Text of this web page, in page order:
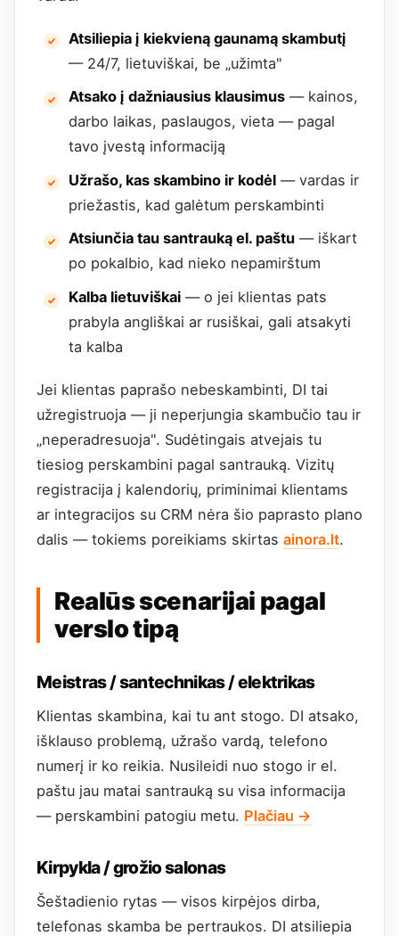
Atsiliepia į kiekvieną gaunamą skambutį
— 24/7, lietuviškai, be „užimta"
Atsako į dažniausius klausimus — kainos,
darbo laikas, paslaugos, vieta — pagal
tavo įvestą informaciją
Užrašo, kas skambino ir kodėl — vardas ir
priežastis, kad galėtum perskambinti
Atsiunčia tau santrauką el. paštu — iškart
po pokalbio, kad nieko nepamirštum
Kalba lietuviškai — o jei klientas pats
prabyla angliškai ar rusiškai, gali atsakyti
ta kalba
Jei klientas paprašo nebeskambinti, DI tai
užregistruoja — ji neperjungia skambučio tau ir
„neperadresuoja". Sudėtingais atvejais tu
tiesiog perskambini pagal santrauką. Vizitų
registracija į kalendorių, priminimai klientams
ar integracijos su CRM nėra šio paprasto plano
dalis — tokiems poreikiams skirtas ainora.lt.
Realūs scenarijai pagal
verslo tipą
Meistras / santechnikas / elektrikas
Klientas skambina, kai tu ant stogo. DI atsako,
išklauso problemą, užrašo vardą, telefono
numerį ir ko reikia. Nusileidi nuo stogo ir el.
paštu jau matai santrauką su visa informacija
— perskambini patogiu metu. Plačiau →
Kirpykla / grožio salonas
Šeštadienio rytas — visos kirpėjos dirba,
telefonas skamba be pertraukos. DI atsiliepia